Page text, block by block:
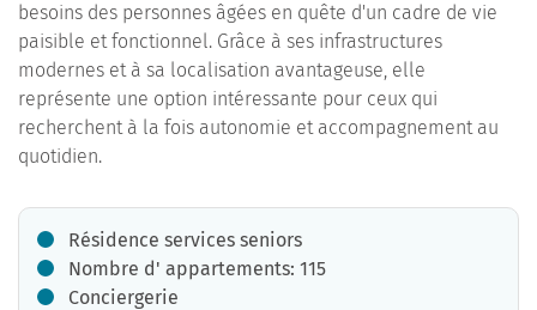
besoins des personnes âgées en quête d'un cadre de vie
paisible et fonctionnel. Grâce à ses infrastructures
modernes et à sa localisation avantageuse, elle
représente une option intéressante pour ceux qui
recherchent à la fois autonomie et accompagnement au
quotidien.
Résidence services seniors
Nombre d' appartements: 115
Conciergerie